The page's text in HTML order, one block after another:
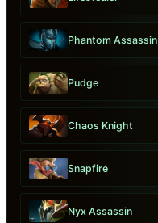
Phantom Assassin
Pudge
Chaos Knight
Snapfire
Nyx Assassin